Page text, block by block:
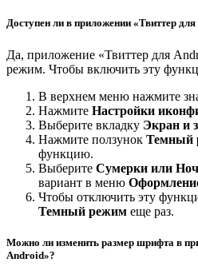
Доступен ли в приложении «Твиттер
Да, приложение «Твиттер для
режим. Чтобы включить эту
В верхнем меню нажмите
Нажмите Настройки и
Выберите вкладку Экран и
Нажмите ползунок Темный
функцию.
Выберите Сумерки или
вариант в меню
Чтобы отключить эту
Темный режим еще раз.
Можно ли изменить размер шрифта в
Android»?